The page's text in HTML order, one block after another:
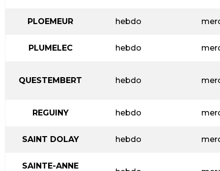
PLOEMEUR hebdo
PLUMELEC hebdo
QUESTEMBERT hebdo
REGUINY hebdo
SAINT DOLAY hebdo
SAINTE-ANNE